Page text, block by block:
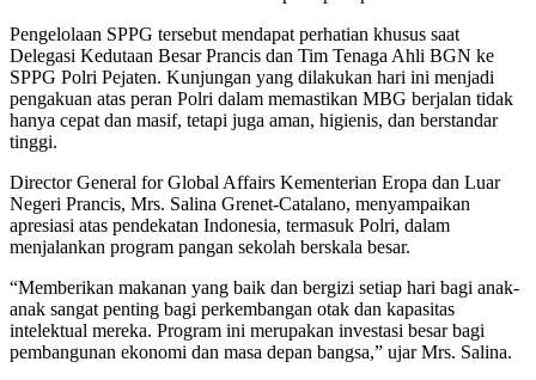
Pengelolaan SPPG tersebut mendapat perhatian khusus saat
Delegasi Kedutaan Besar Prancis dan Tim Tenaga Ahli BGN ke
SPPG Polri Pejaten. Kunjungan yang dilakukan hari ini menjadi
pengakuan atas peran Polri dalam memastikan MBG berjalan tidak
hanya cepat dan masif, tetapi juga aman, higienis, dan berstandar
tinggi.
Director General for Global Affairs Kementerian Eropa dan Luar
Negeri Prancis, Mrs. Salina Grenet-Catalano, menyampaikan
apresiasi atas pendekatan Indonesia, termasuk Polri, dalam
menjalankan program pangan sekolah berskala besar.
“Memberikan makanan yang baik dan bergizi setiap hari bagi anak-
anak sangat penting bagi perkembangan otak dan kapasitas
intelektual mereka. Program ini merupakan investasi besar bagi
pembangunan ekonomi dan masa depan bangsa,” ujar Mrs. Salina.